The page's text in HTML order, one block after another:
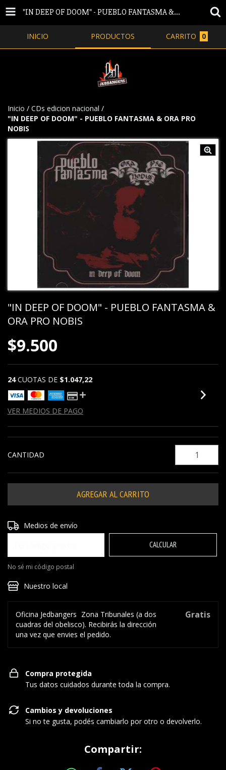
"IN DEEP OF DOOM" - PUEBLO FANTASMA & ORA PRO NOBIS
INICIO PRODUCTOS CARRITO 0
Inicio / CDs edicion nacional /
"IN DEEP OF DOOM" - PUEBLO FANTASMA & ORA PRO
NOBIS
"IN DEEP OF DOOM" - PUEBLO FANTASMA &
ORA PRO NOBIS
$9.500
24 CUOTAS DE $1.047,22
VER MEDIOS DE PAGO
CANTIDAD
Entregas para el CP:
Medios de envío
CALCULAR
No sé mi código postal
Nuestro local
Oficina Jedbangers Zona Tribunales (a dos
cuadras del obelisco). Recibirás la dirección
una vez que envies el pedido.
Gratis
Compra protegida
Tus datos cuidados durante toda la compra.
Cambios y devoluciones
Si no te gusta, podés cambiarlo por otro o devolverlo.
Compartir: